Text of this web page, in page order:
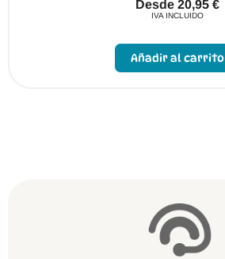
Desde 20,95 €
IVA INCLUIDO
Añadir al carrito